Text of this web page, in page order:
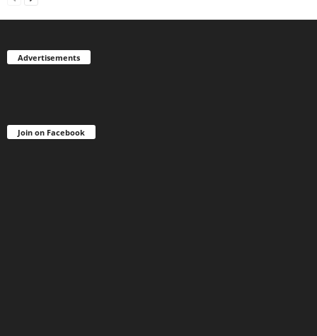
Advertisements
Join on Facebook